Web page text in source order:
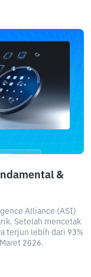
&
Alliance (ASI)
Setelah mencetak
terjun lebih dari 93%
2026.